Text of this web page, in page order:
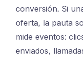
conversión. Si
oferta, la pauta
mide eventos:
enviados,